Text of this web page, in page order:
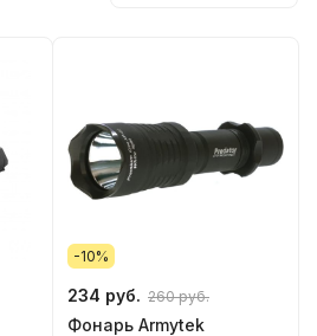
-10%
234 руб. 260 руб.
Фонарь Armytek